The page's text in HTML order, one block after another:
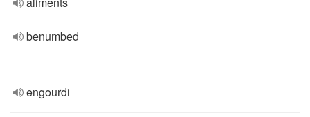
benumbed
engourdi